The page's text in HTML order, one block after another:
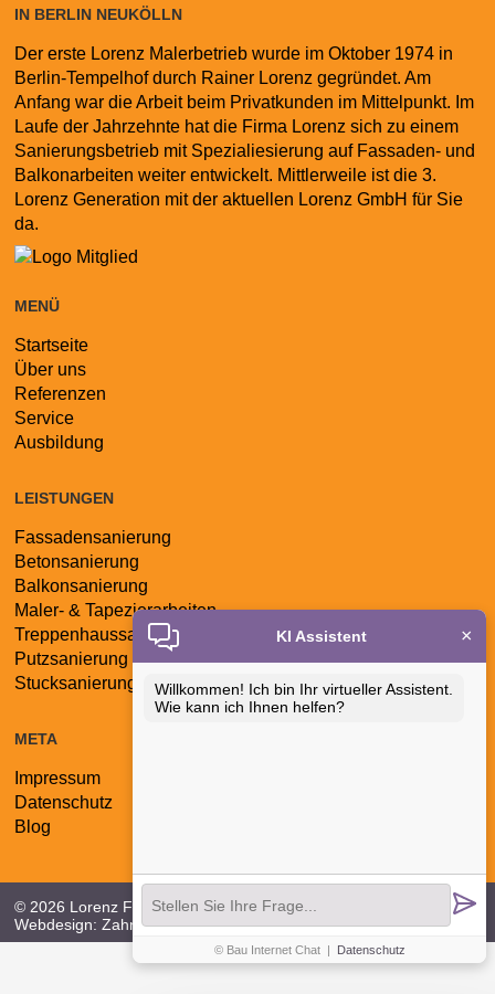
IN BERLIN NEUKÖLLN
Der erste Lorenz Malerbetrieb wurde im Oktober 1974 in
Berlin-Tempelhof durch Rainer Lorenz gegründet. Am
Anfang war die Arbeit beim Privatkunden im Mittelpunkt. Im
Laufe der Jahrzehnte hat die Firma Lorenz sich zu einem
Sanierungsbetrieb mit Spezialiesierung auf Fassaden- und
Balkonarbeiten weiter entwickelt. Mittlerweile ist die 3.
Lorenz Generation mit der aktuellen Lorenz GmbH für Sie
da.
MENÜ
Navigation
überspringen
Startseite
Über uns
Referenzen
Service
Ausbildung
LEISTUNGEN
Navigation
überspringen
Fassadensanierung
Betonsanierung
Balkonsanierung
Maler- & Tapezierarbeiten
Treppenhaussanierung
Putzsanierung
Stucksanierung
META
Navigation
überspringen
Impressum
Datenschutz
Blog
© 2026 Lorenz Fassaden - & Balkonsanierung GmbH |
Webdesign:Zahn Internet Consult
KI Assistent ×
Willkommen! Ich bin Ihr virtueller Assistent.
Wie kann ich Ihnen helfen?
© Bau Internet Chat| Datenschutz